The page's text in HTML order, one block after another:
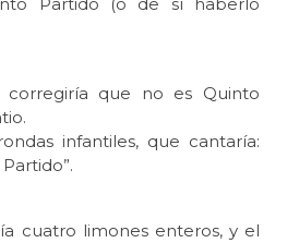
Partido (o de sí haberlo
que no es Quinto
infantiles, que cantaría:
cuatro limones enteros, y el